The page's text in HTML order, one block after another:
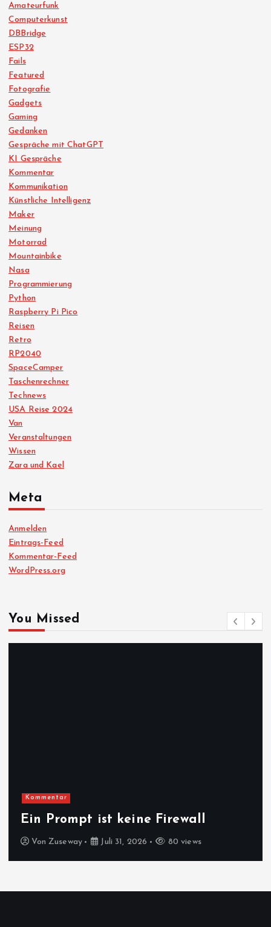
Amateurfunk
Computerkunst
DBBridge
ESP32
Fails
Featured
Fotografie
Gadgets
Gaming
Gedanken
Gespräche mit ChatGPT
KI Gespräche
Kommentar
Kommunikation
Künstliche Intelligenz
Maker
Meinung
Motorrad
Mountainbike
Nasa
Programmierung
Python
Raspberry Pi Pico
Reisen
Retro
RP2040
SpaceCamper
Taschenrechner
Technews
USA Reise 2024
Van
Veranstaltungen
Wissen
Zara und Kael
Meta
Anmelden
Eintrags-Feed
Kommentar-Feed
WordPress.org
You Missed
Kommentar
Ein Prompt ist keine Firewall
Von Zuseway Juli 31, 2026 80 views